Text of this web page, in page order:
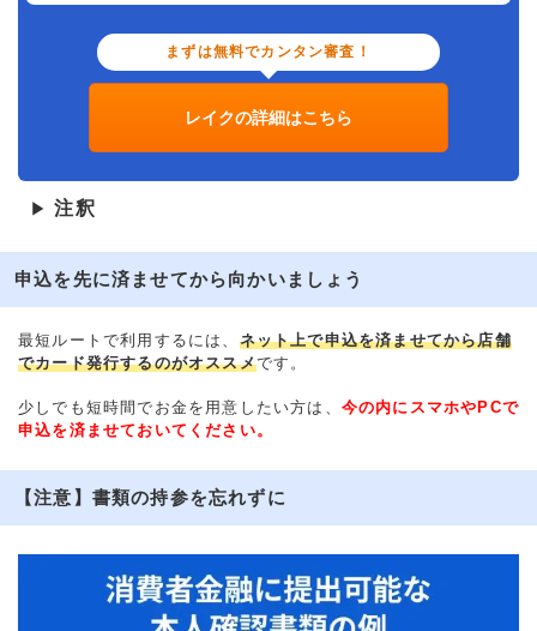
まずは無料でカンタン審査！
レイクの詳細はこちら
▶ 注釈
申込を先に済ませてから向かいましょう
最短ルートで利用するには、 ネット上で申込を済ませてから店舗
でカード発行するのがオススメです。
少しでも短時間でお金を用意したい方は、 今の内にスマホやPCで
申込を済ませておいてください。
【注意】書類の持参を忘れずに